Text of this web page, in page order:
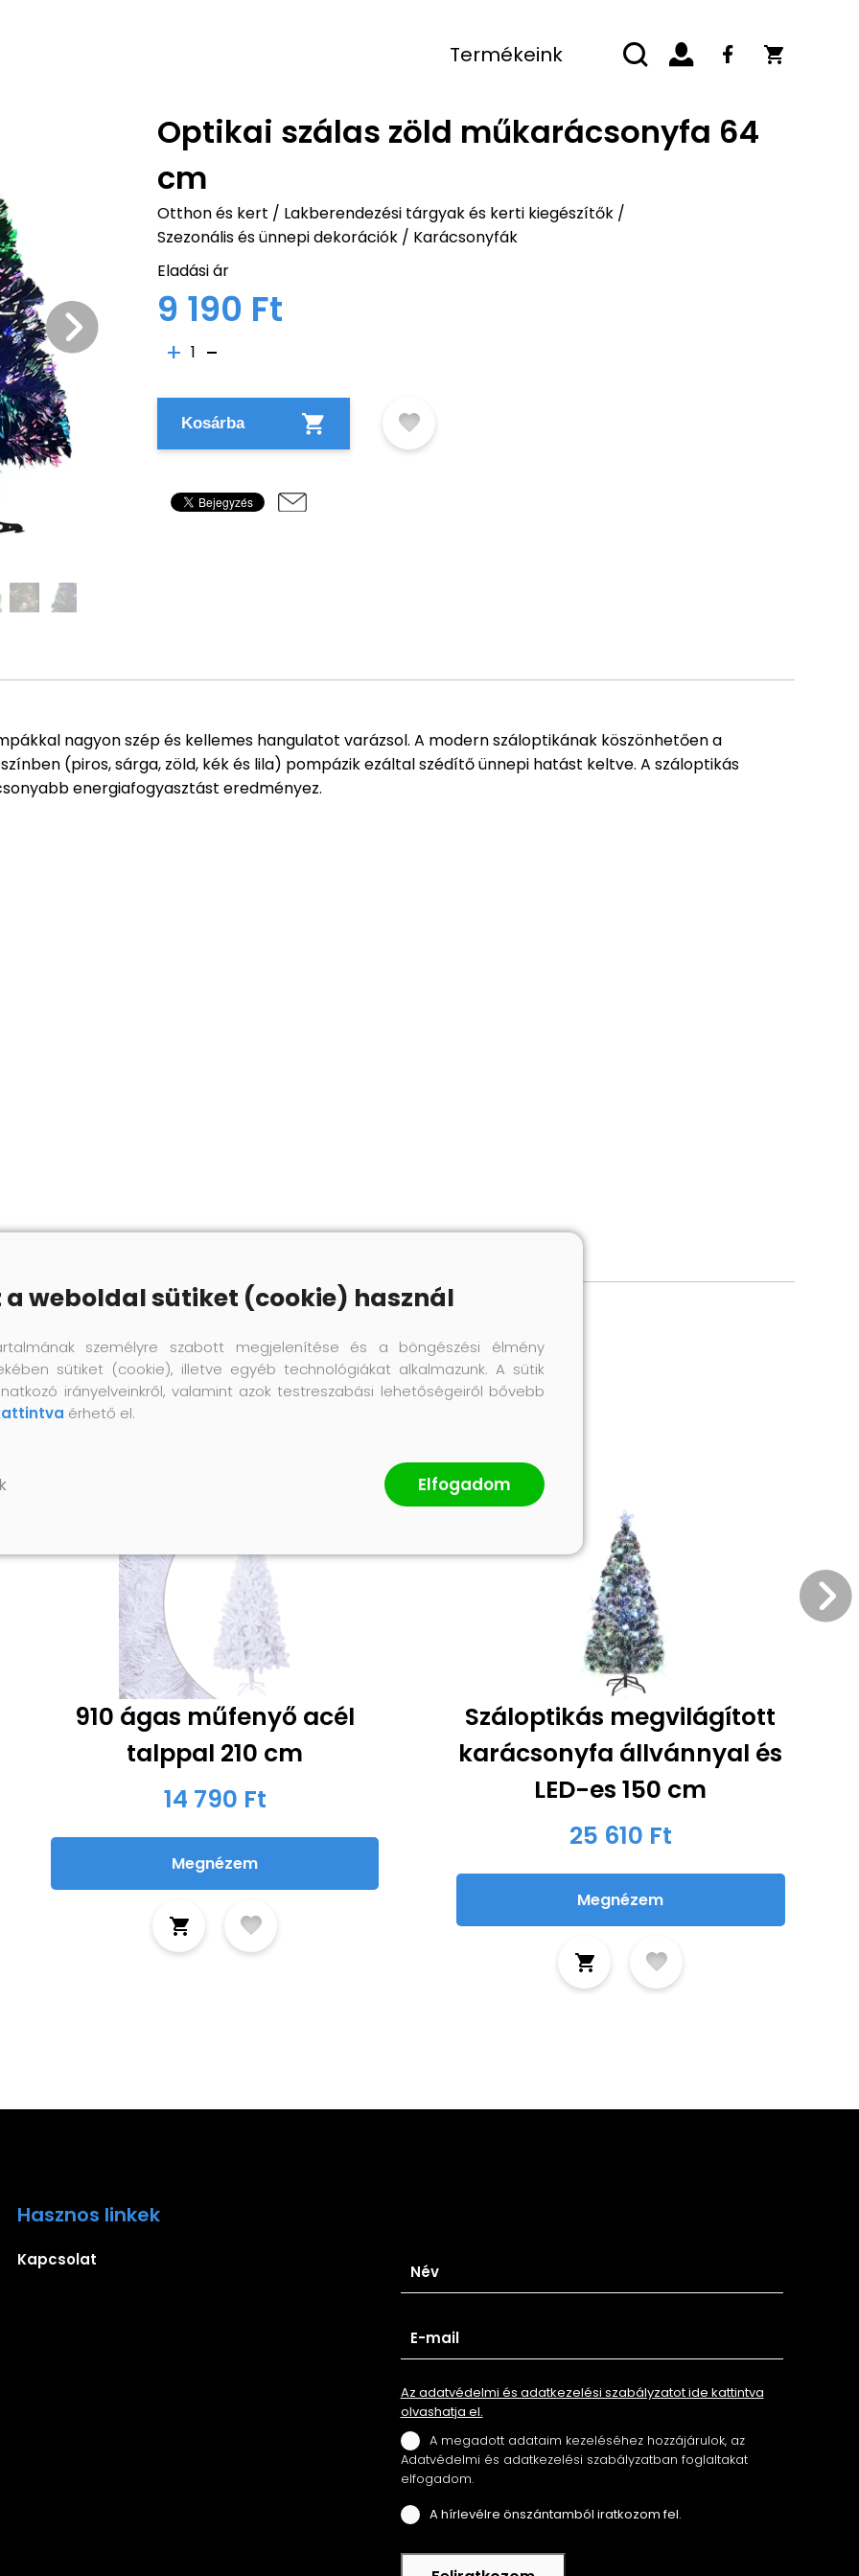
Termékeink
Optikai szálas zöld műkarácsonyfa 64
cm
Otthon és kert / Lakberendezési tárgyak és kerti kiegészítők/
Szezonális és ünnepi dekorációk/ Karácsonyfák
Eladási ár
9 190 Ft
1
Kosárba
nagyon szép és kellemes hangulatot varázsol. A modern száloptikának köszönhetően a
(piros, sárga, zöld, kék és lila) pompázik ezáltal szédítő ünnepi hatást keltve. A száloptikás
energiafogyasztást eredményez.
910 ágas műfenyő acél
talppal 210 cm
14 790 Ft
Megnézem
Száloptikás megvilágított
karácsonyfa állvánnyal és
LED-es 150 cm
25 610 Ft
Megnézem
Hasznos linkek
Kapcsolat
Az adatvédelmi és adatkezelési szabályzatot ide kattintva
olvashatja el.
A megadott adataim kezeléséhez hozzájárulok, az
Adatvédelmi és adatkezelési szabályzatban foglaltakat
elfogadom.
A hírlevélre önszántamból iratkozom fel.
a weboldal sütiket (cookie) használ
személyre szabott megjelenítése és a böngészési élmény
sütiket (cookie), illetve egyéb technológiákat alkalmazunk. A sütik
irányelveinkről, valamint azok testreszabási lehetőségeiről bővebb
érhető el.
Elfogadom